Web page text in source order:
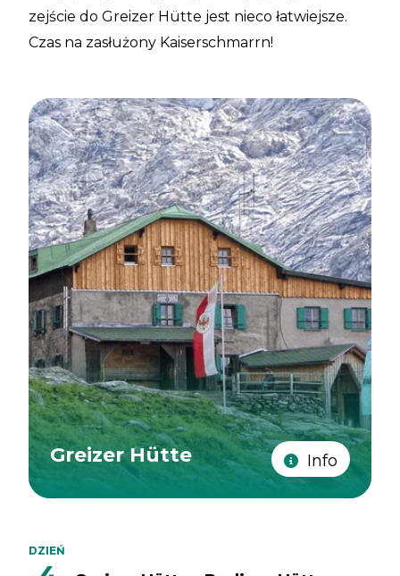
zejście do Greizer Hütte jest nieco łatwiejsze.
Czas na zasłużony Kaiserschmarrn!
Greizer Hütte Info
DZIEŃ